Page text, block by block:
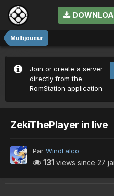
Multijoueur
Join or create a server
directly from the
RomStation application.
ZekiThePlayer in live
Par WindFalco
131 views since 27